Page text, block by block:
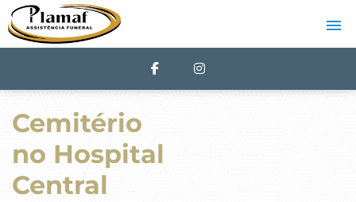
Cemitério
no Hospital
Central